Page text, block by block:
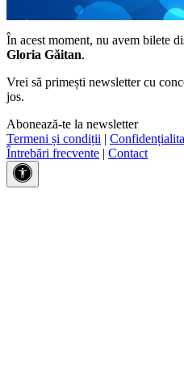
În acest moment, nu avem bilete
Gloria Găitan.
Vrei să primești newsletter cu
jos.
Abonează-te la newsletter
Termeni și condiții |
Întrebări frecvente | Contact